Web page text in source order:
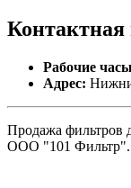
Контактная
Рабочие
Адрес:
Продажа фильтров
ООО "101 Фильтр".